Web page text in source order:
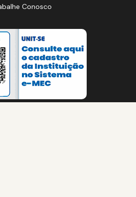
Conosco